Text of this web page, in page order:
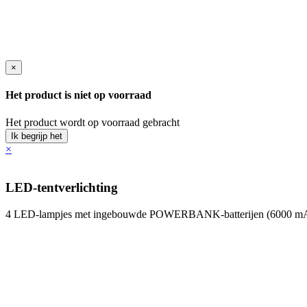
×
Het product is niet op voorraad
Het product wordt op voorraad gebracht
Ik begrijp het
×
LED-tentverlichting
4 LED-lampjes met ingebouwde POWERBANK-batterijen (6000